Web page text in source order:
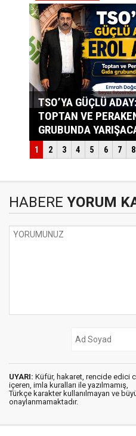
HABERE YORUM
UYARI: Küfür, hakaret, rencide edici
içeren, imla kuralları ile yazılmamış,
Türkçe karakter kullanılmayan ve
onaylanmamaktadır.